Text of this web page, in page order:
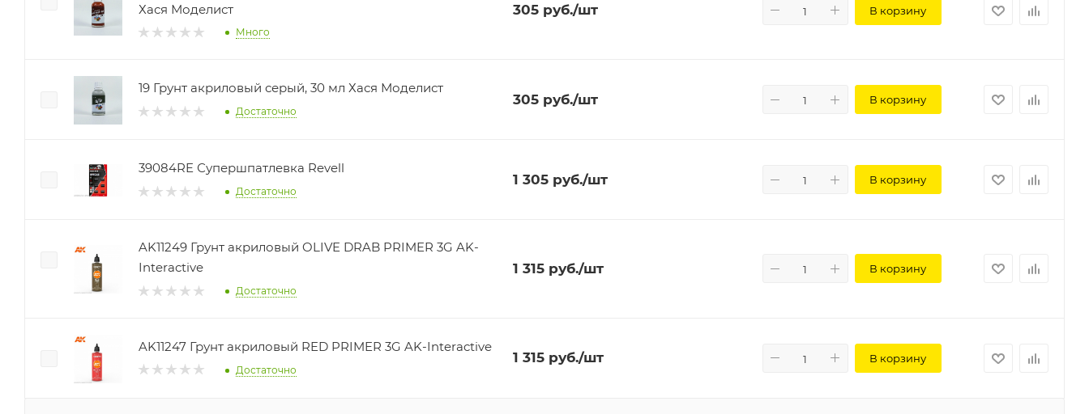
Хася Моделист
Много
305руб./шт В корзину
19 Грунт акриловый серый, 30 мл Хася Моделист
Достаточно
305руб./шт В корзину
39084RE Супершпатлевка Revell
Достаточно
1 305руб./шт В корзину
AK11249 Грунт акриловый OLIVE DRAB PRIMER 3G AK-
Interactive
Достаточно
1 315руб./шт В корзину
AK11247 Грунт акриловый RED PRIMER 3G AK-Interactive
Достаточно
1 315руб./шт В корзину